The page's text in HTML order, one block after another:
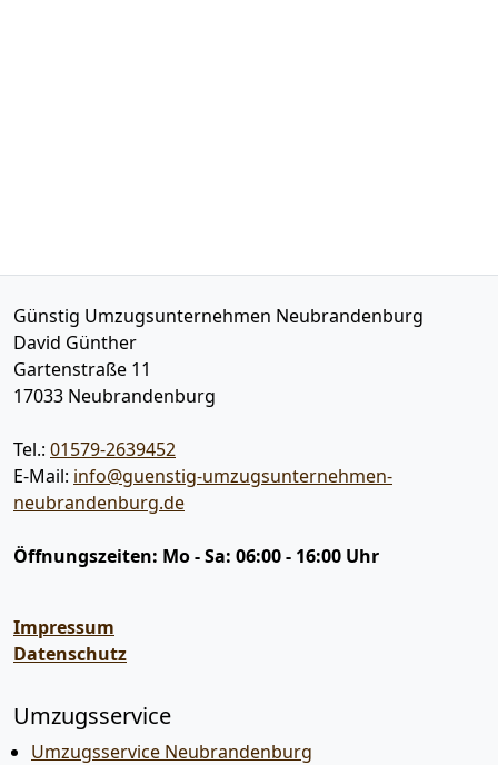
Günstig Umzugsunternehmen Neubrandenburg
David Günther
Gartenstraße 11
17033 Neubrandenburg
Tel.: 01579-2639452
E-Mail: info@guenstig-umzugsunternehmen-
neubrandenburg.de
Öffnungszeiten: Mo - Sa: 06:00 - 16:00 Uhr
Impressum
Datenschutz
Umzugsservice
Umzugsservice Neubrandenburg